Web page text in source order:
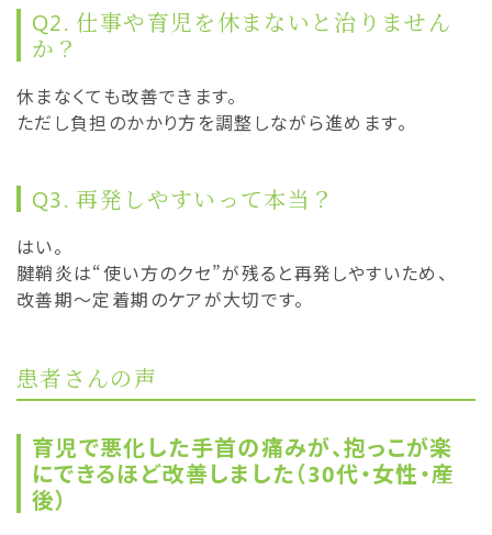
Q2. 仕事や育児を休まないと治りません
か？
休まなくても改善できます。
ただし負担のかかり方を調整しながら進めます。
Q3. 再発しやすいって本当？
はい。
腱鞘炎は“使い方のクセ”が残ると再発しやすいため、
改善期〜定着期のケアが大切です。
患者さんの声
育児で悪化した手首の痛みが、抱っこが楽
にできるほど改善しました（30代・女性・産
後）